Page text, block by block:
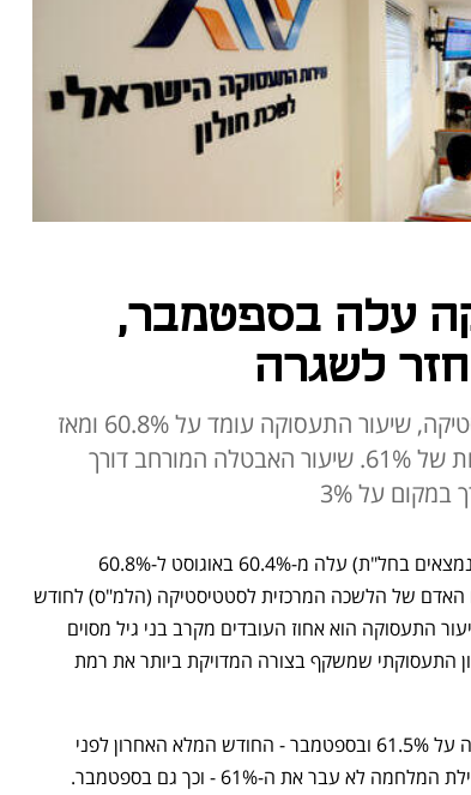
עלה בספטמבר,
לשגרה
לפי הלשכה המרכזית לסטטיסטיקה, שיעור התעסוקה עומד על 60.8% ומאז
תחילת המלחמה לא חזר לרמות של 61%. שיעור האבטלה המורחב דורך